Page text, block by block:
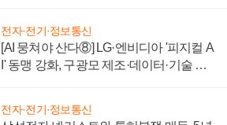
전자·전기·정보통신
[AI 뭉쳐야 산다⑧] LG·엔비디아 '피지컬 A
I' 동맹 강화, 구광모 제조·데이터·기술 결
전자·전기·정보통신